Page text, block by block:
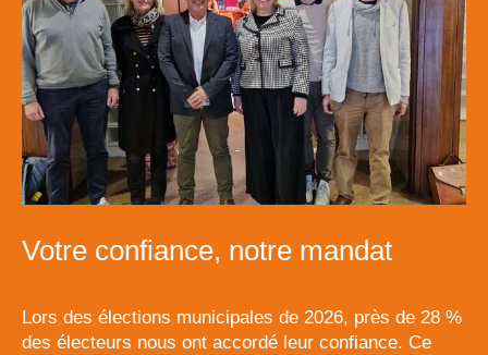
Votre confiance, notre mandat
Lors des élections municipales de 2026, près de 28 %
des électeurs nous ont accordé leur confiance. Ce